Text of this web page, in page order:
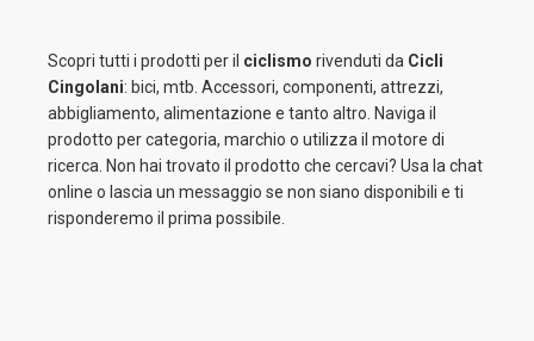
Scopri tutti i prodotti per il ciclismo rivenduti da Cicli
Cingolani: bici, mtb. Accessori, componenti, attrezzi,
abbigliamento, alimentazione e tanto altro. Naviga il
prodotto per categoria, marchio o utilizza il motore di
ricerca. Non hai trovato il prodotto che cercavi? Usa la chat
online o lascia un messaggio se non siano disponibili e ti
risponderemo il prima possibile.